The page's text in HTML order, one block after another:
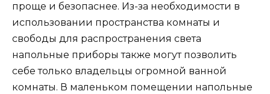
проще и безопаснее. Из-за необходимости в
использовании пространства комнаты и
свободы для распространения света
напольные приборы также могут позволить
себе только владельцы огромной ванной
комнаты. В маленьком помещении напольные